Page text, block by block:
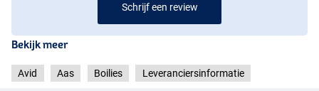
Schrijf een review
Bekijk meer
Avid Aas Boilies Leveranciersinformatie